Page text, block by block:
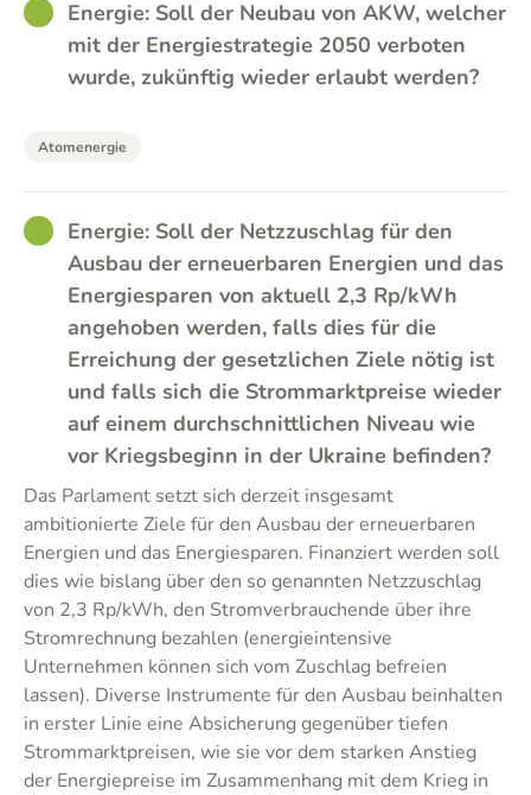
GOODEnergie: Soll der Neubau von AKW, welcher
mit der Energiestrategie 2050 verboten
wurde, zukünftig wieder erlaubt werden?
Atomenergie
GOODEnergie: Soll der Netzzuschlag für den
Ausbau der erneuerbaren Energien und das
Energiesparen von aktuell 2,3 Rp/kWh
angehoben werden, falls dies für die
Erreichung der gesetzlichen Ziele nötig ist
und falls sich die Strommarktpreise wieder
auf einem durchschnittlichen Niveau wie
vor Kriegsbeginn in der Ukraine befinden?
Das Parlament setzt sich derzeit insgesamt
ambitionierte Ziele für den Ausbau der erneuerbaren
Energien und das Energiesparen. Finanziert werden soll
dies wie bislang über den so genannten Netzzuschlag
von 2,3 Rp/kWh, den Stromverbrauchende über ihre
Stromrechnung bezahlen (energieintensive
Unternehmen können sich vom Zuschlag befreien
lassen). Diverse Instrumente für den Ausbau beinhalten
in erster Linie eine Absicherung gegenüber tiefen
Strommarktpreisen, wie sie vor dem starken Anstieg
der Energiepreise im Zusammenhang mit dem Krieg in